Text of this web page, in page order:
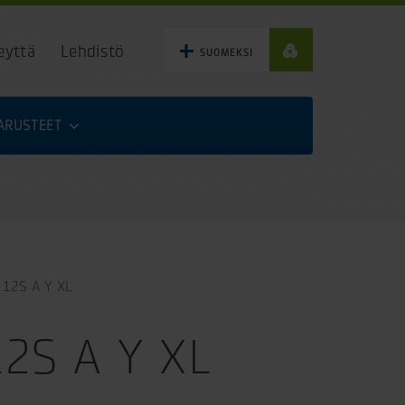
SUOMEKSI
Lehdistö
12S A Y XL
A Y XL